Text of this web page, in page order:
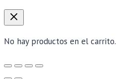
No hay productos en el carrito.